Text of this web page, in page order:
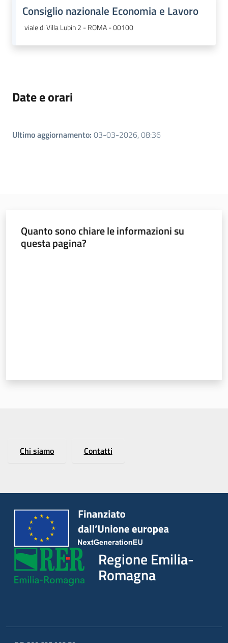
Consiglio nazionale Economia e Lavoro
viale di Villa Lubin 2 - ROMA - 00100
Date e orari
Ultimo aggiornamento: 03-03-2026, 08:36
Quanto sono chiare le informazioni su
questa pagina?
Chi siamo Contatti
Regione Emilia-
Romagna